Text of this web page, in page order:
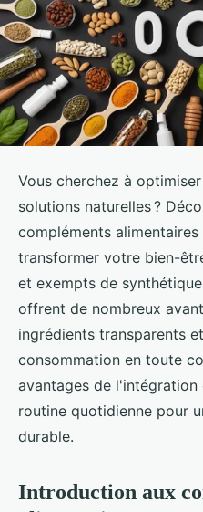
Vous cherchez à
solutions naturelles ?
compléments
transformer votre bien-
et exempts de
offrent de nombreux
ingrédients transparents
consommation en toute
avantages de
routine quotidienne pour
durable.
Introduction aux